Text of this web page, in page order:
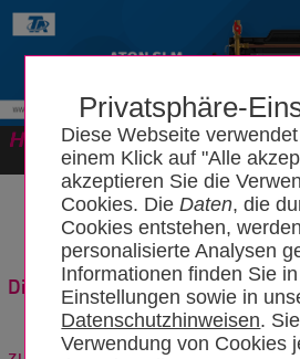
Privatsphäre-
Diese Webseite
einem Klick auf "Alle
akzeptieren Sie die
Cookies. DieDaten, die
Cookies entstehen,
personalisierte Analysen
Informationen finden Sie
Einstellungen sowie in
Datenschutzhinweisen.
Verwendung von Cookies
Die perfekte Lüftungslösung für